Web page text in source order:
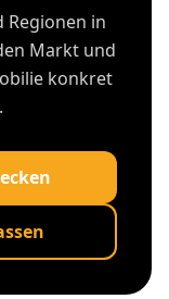
Regionen in
Markt und
konkret